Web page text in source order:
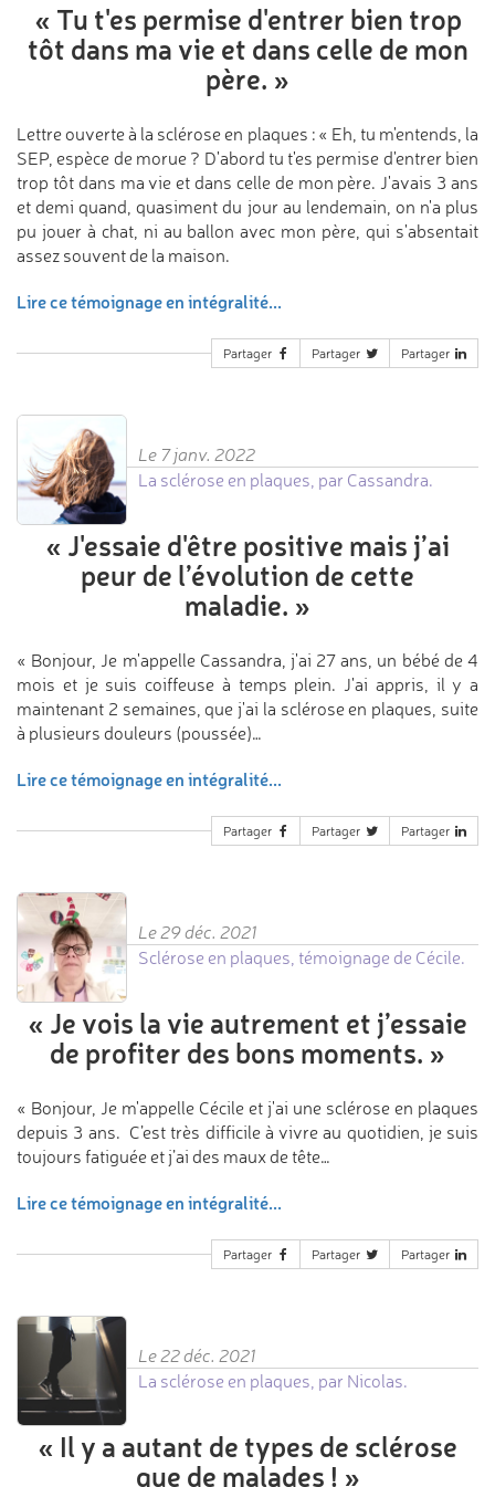
« Tu t'es permise d'entrer bien trop
tôt dans ma vie et dans celle de mon
père. »
Lettre ouverte à la sclérose en plaques : « Eh, tu m'entends, la
SEP, espèce de morue ? D'abord tu t'es permise d'entrer bien
trop tôt dans ma vie et dans celle de mon père. J'avais 3 ans
et demi quand, quasiment du jour au lendemain, on n'a plus
pu jouer à chat, ni au ballon avec mon père, qui s'absentait
assez souvent de la maison.
Lire ce témoignage en intégralité...
Partager Partager Partager
Le 7 janv. 2022
La sclérose en plaques, par Cassandra.
« J'essaie d'être positive mais j’ai
peur de l’évolution de cette
maladie. »
« Bonjour, Je m'appelle Cassandra, j'ai 27 ans, un bébé de 4
mois et je suis coiffeuse à temps plein. J'ai appris, il y a
maintenant 2 semaines, que j'ai la sclérose en plaques, suite
à plusieurs douleurs (poussée)…
Lire ce témoignage en intégralité...
Partager Partager Partager
Le 29 déc. 2021
Sclérose en plaques, témoignage de Cécile.
« Je vois la vie autrement et j’essaie
de profiter des bons moments. »
« Bonjour, Je m'appelle Cécile et j'ai une sclérose en plaques
depuis 3 ans. C’est très difficile à vivre au quotidien, je suis
toujours fatiguée et j’ai des maux de tête…
Lire ce témoignage en intégralité...
Partager Partager Partager
Le 22 déc. 2021
La sclérose en plaques, par Nicolas.
« Il y a autant de types de sclérose
que de malades ! »